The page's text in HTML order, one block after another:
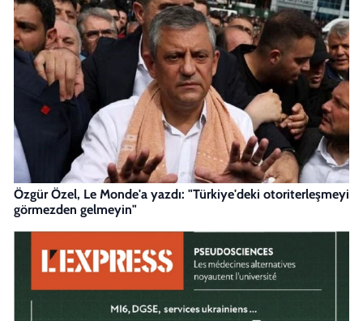
Özgür Özel, Le Monde'a yazdı: "Türkiye'deki otoriterleşmeyi
görmezden gelmeyin"